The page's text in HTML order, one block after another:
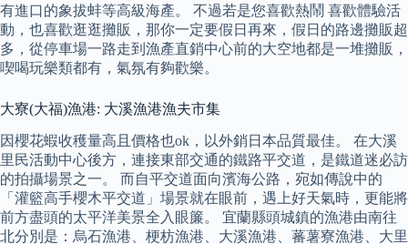
有進口的象拔蚌等高級海產。 不過若是您喜歡熱鬧 喜歡體驗活
動，也喜歡逛逛攤販，那你一定要假日再來，假日的路邊攤販超
多，從停車場一路走到漁產直銷中心前的大空地都是一堆攤販，
喫喝玩樂類都有，氣氛有夠歡樂。
大寮(大福)漁港: 大溪漁港漁夫市集
因櫻花蝦收穫量高且價格也ok，以外銷日本品質最佳。 在大溪
里民活動中心後方，連接東部交通的鐵路平交道，是鐵道迷必訪
的拍攝場景之一。 而自平交道面向濱海公路，宛如傳說中的
「灌籃高手櫻木平交道」場景就在眼前，遇上好天氣時，更能將
前方盡頭的太平洋美景全入眼簾。 宜蘭縣頭城鎮的漁港由南往
北分別是：烏石漁港、梗枋漁港、大溪漁港、蕃薯寮漁港、大里